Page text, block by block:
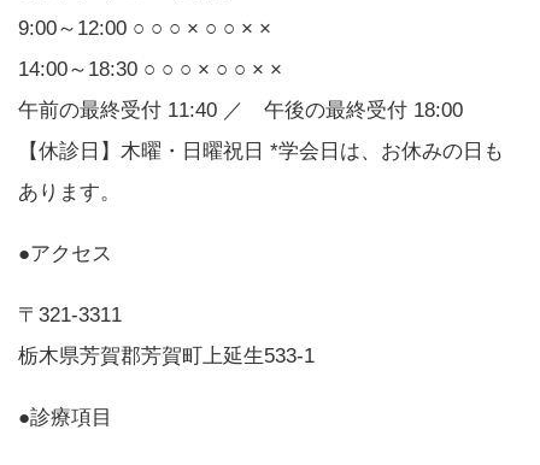
9:00～12:00 ○ ○ ○ × ○ ○ × ×
14:00～18:30 ○ ○ ○ × ○ ○ × ×
午前の最終受付 11:40 ／ 午後の最終受付 18:00
【休診日】木曜・日曜祝日 *学会日は、お休みの日も
あります。
●アクセス
〒321-3311
栃木県芳賀郡芳賀町上延生533-1
●診療項目